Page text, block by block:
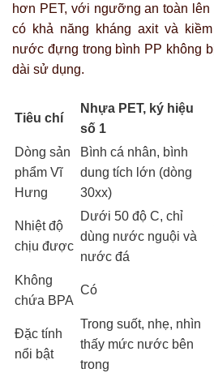
hơn PET, với ngưỡng an toàn lên
có khả năng kháng axit và
nước đựng trong bình PP không
dài sử dụng.
Tiêu chí
Nhựa PET, ký hiệu
số 1
Dòng sản
phẩm Vĩ
Hưng
Bình cá nhân, bình
dung tích lớn (dòng
30xx)
Nhiệt độ
chịu được
Dưới 50 độ C, chỉ
dùng nước nguội và
nước đá
Không
chứa BPA
Có
Đặc tính
nổi bật
Trong suốt, nhẹ, nhìn
thấy mức nước bên
trong